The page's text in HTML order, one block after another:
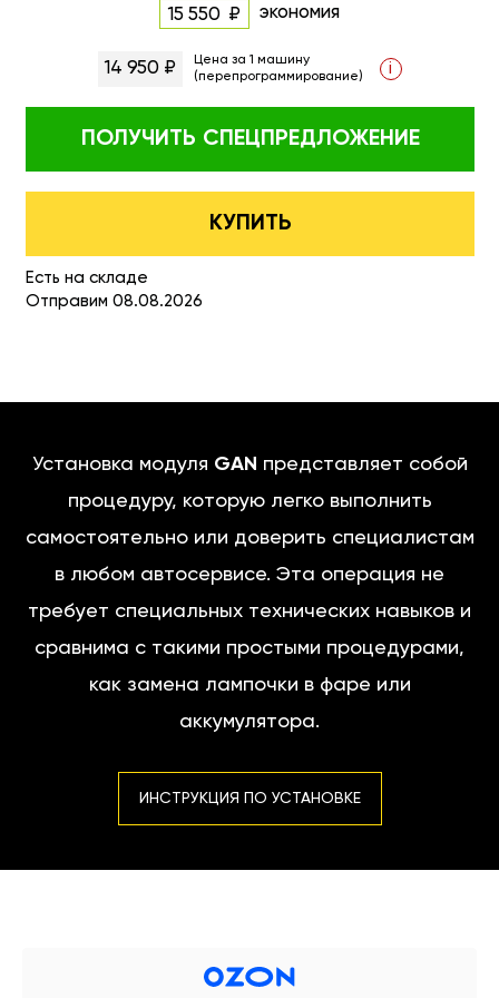
15 550 экономия
14 950 ₽
Цена за 1 машину
(перепрограммирование)
i
ПОЛУЧИТЬ СПЕЦПРЕДЛОЖЕНИЕ
КУПИТЬ
Есть на складе
Отправим 08.08.2026
Установка модуля GAN представляет собой
процедуру, которую легко выполнить
самостоятельно или доверить специалистам
в любом автосервисе. Эта операция не
требует специальных технических навыков и
сравнима с такими простыми процедурами,
как замена лампочки в фаре или
аккумулятора.
ИНСТРУКЦИЯ ПО УСТАНОВКЕ